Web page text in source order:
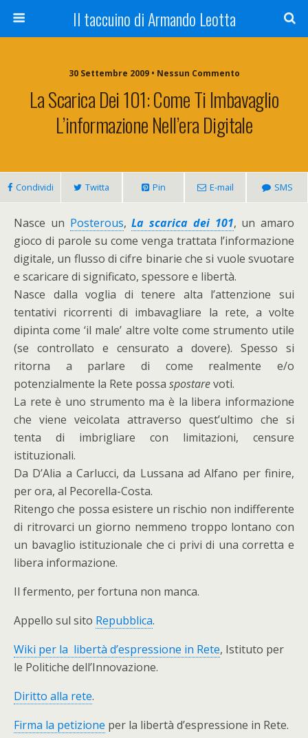
Il taccuino di Armando Leotta
30 Settembre 2009 • Nessun Commento
La Scarica Dei 101: Come Ti Imbavaglio
L’informazione Nell’era Digitale
Condividi Twitta Pin E-mail SMS
Nasce un Posterous,La scarica dei 101, un amaro
gioco di parole su come venga trattata l’informazione
digitale, un flusso di cifre binarie che si vuole svuotare
e scaricare di significato, spessore e libertà.
Nasce dalla voglia di tenere alta l’attenzione sui
tentativi ricorrenti di imbavagliare la rete, a volte
dipinta come ‘il male’ altre volte come strumento utile
(se controllato e censurato a dovere). Spesso si
ritorna a parlare di come realmente e/o
potenzialmente la Rete possa spostarevoti.
La rete è uno strumento ma è la libera informazione
che viene veicolata attraverso quest’ultimo che si
tenta di imbrigliare con limitazioni, censure
istituzionali.
Da D’Alia a Carlucci, da Lussana ad Alfano per finire,
per ora, al Pecorella-Costa.
Ritengo che possa esistere un rischio non indifferente
di ritrovarci un giorno nemmeno troppo lontano con
un bavaglio istituzionale che ci privi di una corretta e
libera informazione.
Il fermento, per fortuna non manca.
Appello sul sito Repubblica.
Wiki per la libertà d’espressione in Rete, Istituto per
le Politiche dell’Innovazione.
Diritto alla rete.
Firma la petizione per la libertà d’espressione in Rete.